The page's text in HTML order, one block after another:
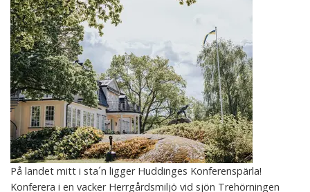
På landet mitt i sta´n ligger Huddinges Konferenspärla!
Konferera i en vacker Herrgårdsmiljö vid sjön Trehörningen